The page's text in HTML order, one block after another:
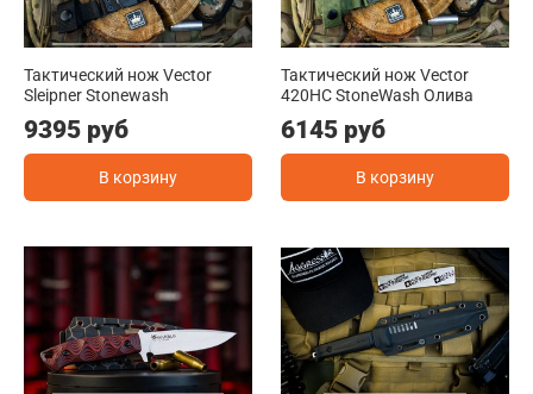
Тактический нож Vector
Sleipner Stonewash
9395 руб
В корзину
Тактический нож Vector
420HC StoneWash Олива
6145 руб
В корзину